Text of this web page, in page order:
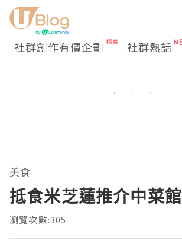
社群創作有價企劃 社群熱話
美食
抵食米芝蓮推介中菜館
瀏覽次數:305